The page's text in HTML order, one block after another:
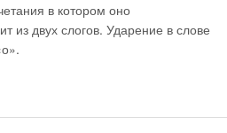
в котором оно
из двух слогов. Ударение в слове